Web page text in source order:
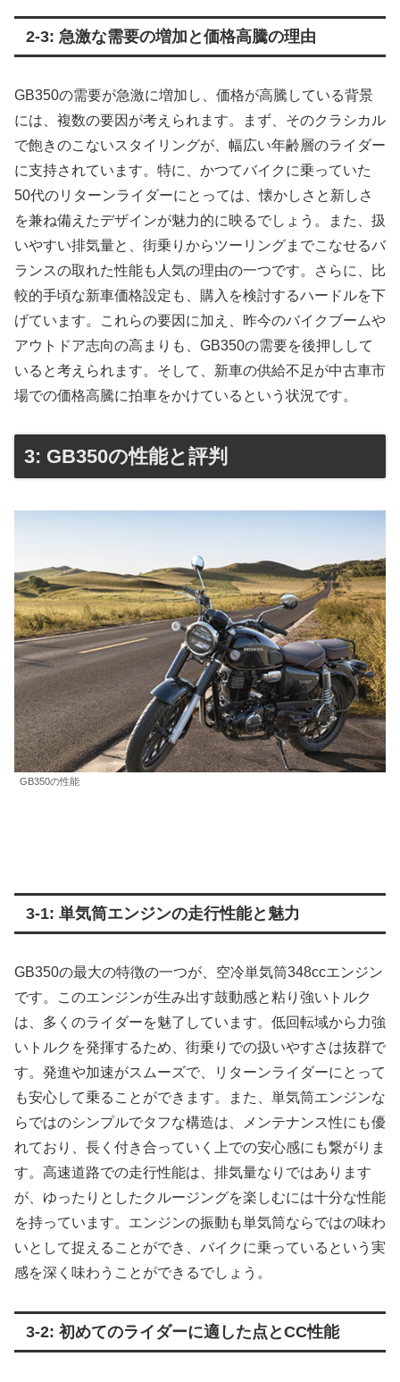
2-3: 急激な需要の増加と価格高騰の理由
GB350の需要が急激に増加し、価格が高騰している背景
には、複数の要因が考えられます。まず、そのクラシカル
で飽きのこないスタイリングが、幅広い年齢層のライダー
に支持されています。特に、かつてバイクに乗っていた
50代のリターンライダーにとっては、懐かしさと新しさ
を兼ね備えたデザインが魅力的に映るでしょう。また、扱
いやすい排気量と、街乗りからツーリングまでこなせるバ
ランスの取れた性能も人気の理由の一つです。さらに、比
較的手頃な新車価格設定も、購入を検討するハードルを下
げています。これらの要因に加え、昨今のバイクブームや
アウトドア志向の高まりも、GB350の需要を後押しして
いると考えられます。そして、新車の供給不足が中古車市
場での価格高騰に拍車をかけているという状況です。
3: GB350の性能と評判
GB350の性能
3-1: 単気筒エンジンの走行性能と魅力
GB350の最大の特徴の一つが、空冷単気筒348ccエンジン
です。このエンジンが生み出す鼓動感と粘り強いトルク
は、多くのライダーを魅了しています。低回転域から力強
いトルクを発揮するため、街乗りでの扱いやすさは抜群で
す。発進や加速がスムーズで、リターンライダーにとって
も安心して乗ることができます。また、単気筒エンジンな
らではのシンプルでタフな構造は、メンテナンス性にも優
れており、長く付き合っていく上での安心感にも繋がりま
す。高速道路での走行性能は、排気量なりではあります
が、ゆったりとしたクルージングを楽しむには十分な性能
を持っています。エンジンの振動も単気筒ならではの味わ
いとして捉えることができ、バイクに乗っているという実
感を深く味わうことができるでしょう。
3-2: 初めてのライダーに適した点とCC性能